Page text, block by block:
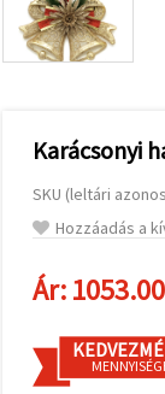
valamint
relevánsabb
tartalmat
és
beleértve
analitikai és
marketingpartnereink
segítségével
elfogadása"
gombra
az összes
sütit, vagy
Karácsonyi
SKU (leltári
Hozzáadás a
Ár: